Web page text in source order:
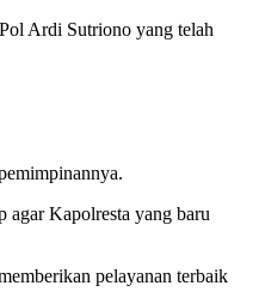
Ardi Sutriono yang telah
agar Kapolresta yang baru
pelayanan terbaik